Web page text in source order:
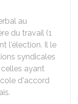
au
du travail (1
l'élection. Il le
syndicales
ayant
d'accord